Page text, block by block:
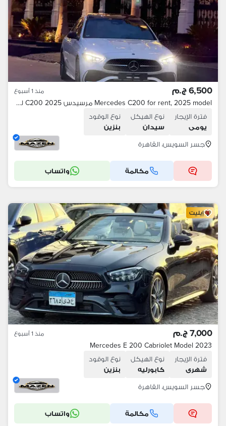
6,500 ج.م منذ 1 أسبوع
Mercedes C200 for rent, 2025 model مرسيدس C200 2025 للايجار
فترة الإيجار
يومى
نوع الهيكل
سيدان
نوع الوقود
بنزين
جسر السويس، القاهرة
مكالمة واتساب
إيليت
7,000 ج.م منذ 1 أسبوع
Mercedes E 200 Cabriolet Model 2023
فترة الإيجار
شهرى
نوع الهيكل
كابورليه
نوع الوقود
بنزين
جسر السويس، القاهرة
مكالمة واتساب